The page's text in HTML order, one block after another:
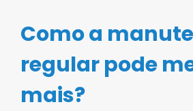
Como a
regular pode
mais?